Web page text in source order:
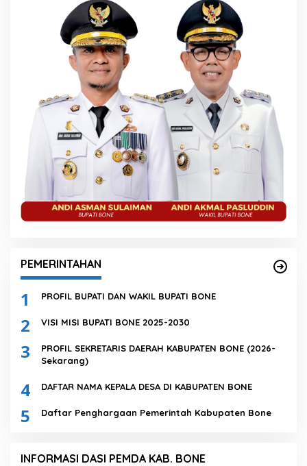
PEMERINTAHAN
1 PROFIL BUPATI DAN WAKIL BUPATI BONE
2 VISI MISI BUPATI BONE 2025-2030
3
PROFIL SEKRETARIS DAERAH KABUPATEN BONE (2026-
Sekarang)
4 DAFTAR NAMA KEPALA DESA DI KABUPATEN BONE
5 Daftar Penghargaan Pemerintah Kabupaten Bone
INFORMASI DASI PEMDA KAB. BONE